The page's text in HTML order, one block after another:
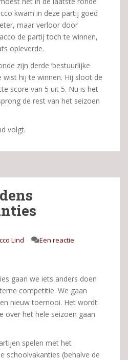
kwam in deze partij goed
maar verloor door
de partij toch te winnen,
opleverde.
zijn derde ‘bestuurlijke
wist hij te winnen. Hij sloot de
score van 5 uit 5. Nu is het
de rest van het seizoen
volgt.
Lind
Een reactie
gaan we iets anders doen
competitie. We gaan
nieuw toernooi. Het wordt
over het hele seizoen gaan
spelen met het
schoolvakanties (behalve de